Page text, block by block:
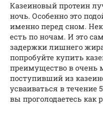
Казеиновый протеин
ночь. Особенно это
именно перед сном.
есть по ночам. И это
задержки лишнего
попробуйте купить
преимущество в очень
поступивший из
усваиваться в течение
вы проголодаетесь как